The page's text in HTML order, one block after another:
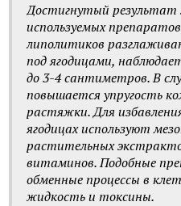
Достигнутый
используемых
липолитиков
под ягодицами,
до 3-4 сантиметров. В
повышается упругость
растяжки. Для
ягодицах используют
растительных
витаминов. Подобные
обменные процессы в
жидкость и токсины.